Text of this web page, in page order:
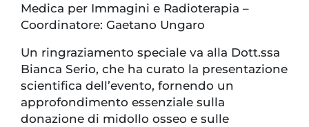
Medica per Immagini e Radioterapia –
Coordinatore: Gaetano Ungaro
Un ringraziamento speciale va alla Dott.ssa
Bianca Serio, che ha curato la presentazione
scientifica dell’evento, fornendo un
approfondimento essenziale sulla
donazione di midollo osseo e sulle